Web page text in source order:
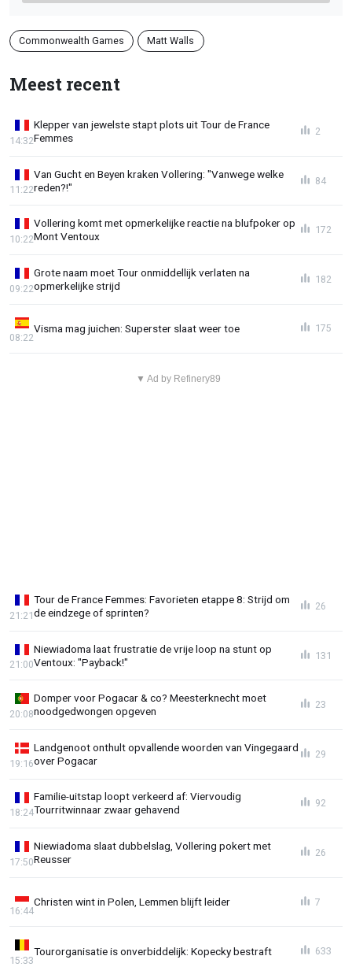
Commonwealth Games Matt Walls
Meest recent
Klepper van jewelste stapt plots uit Tour de France
Femmes
14:32
2
Van Gucht en Beyen kraken Vollering: "Vanwege welke
reden?!"
11:22
84
Vollering komt met opmerkelijke reactie na blufpoker op
Mont Ventoux
10:22
172
Grote naam moet Tour onmiddellijk verlaten na
opmerkelijke strijd
09:22
182
Visma mag juichen: Superster slaat weer toe
08:22
175
▼ Ad by Refinery89
Tour de France Femmes: Favorieten etappe 8: Strijd om
de eindzege of sprinten?
21:21
26
Niewiadoma laat frustratie de vrije loop na stunt op
Ventoux: "Payback!"
21:00
131
Domper voor Pogacar & co? Meesterknecht moet
noodgedwongen opgeven
20:08
23
Landgenoot onthult opvallende woorden van Vingegaard
over Pogacar
19:16
29
Familie-uitstap loopt verkeerd af: Viervoudig
Tourritwinnaar zwaar gehavend
18:24
92
Niewiadoma slaat dubbelslag, Vollering pokert met
Reusser
17:50
26
Christen wint in Polen, Lemmen blijft leider
16:44
7
Tourorganisatie is onverbiddelijk: Kopecky bestraft
15:33
633